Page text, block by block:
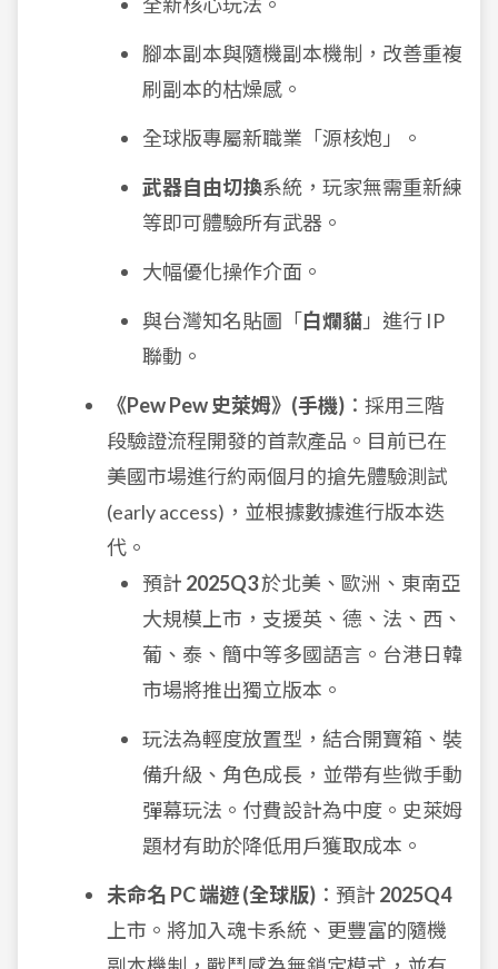
腳本副本與隨機副本機制，改善重複
刷副本的枯燥感。
全球版專屬新職業「源核炮」。
武器自由切換系統，玩家無需重新練
等即可體驗所有武器。
大幅優化操作介面。
與台灣知名貼圖「白爛貓 」進行 IP
聯動。
《Pew Pew 史萊姆》(手機) ：採用三階
段驗證流程開發的首款產品。目前已在
美國市場進行約兩個月的搶先體驗測試
(early access)，並根據數據進行版本迭
代。
預計 2025Q3於北美、歐洲、東南亞
大規模上市，支援英、德、法、西、
葡、泰、簡中等多國語言。台港日韓
市場將推出獨立版本。
玩法為輕度放置型，結合開寶箱、裝
備升級、角色成長，並帶有些微手動
彈幕玩法。付費設計為中度。史萊姆
題材有助於降低用戶獲取成本。
未命名 PC 端遊 (全球版) ：預計 2025Q4
上市。將加入魂卡系統、更豐富的隨機